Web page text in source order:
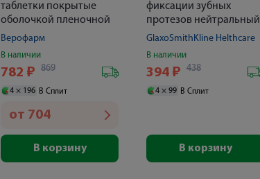
таблетки покрытые
оболочкой пленочной
135мг+84.43мг № 30
Верофарм
В наличии
782 ₽ 869
4 × 196 В Сплит
от 704
В корзину
фиксации зубных
протезов нейтральный
вкус 40г
GlaxoSmithKline Helthcare
В наличии
394 ₽ 438
4 × 99 В Сплит
В корзину